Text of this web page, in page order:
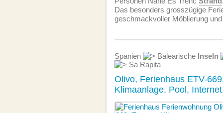
Das besonders grosszügige
geschmackvoller Möblierung
Spanien Balearische Inseln
Sa Rapita
Olivo, Ferienhaus ETV-
Klimaanlage, Pool,